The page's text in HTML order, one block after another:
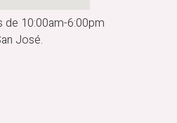
de 10:00am-6:00pm
José.